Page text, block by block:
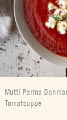
Mutti Parma
Tomatsuppe